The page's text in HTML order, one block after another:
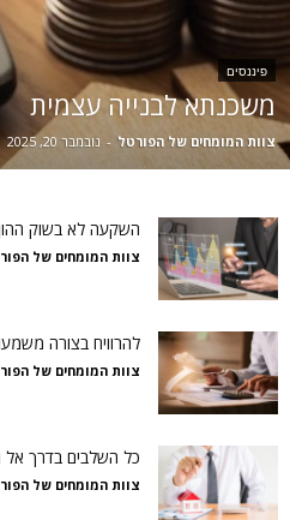
פיננסים
משכנתא לבנייה עצמית
צוות המומחים של הפורטל - נובמבר 20, 2025
השקעה לא בשוק
צוות המומחים של
להרוויח בצורה
צוות המומחים של
כל השלבים בדרך
צוות המומחים של